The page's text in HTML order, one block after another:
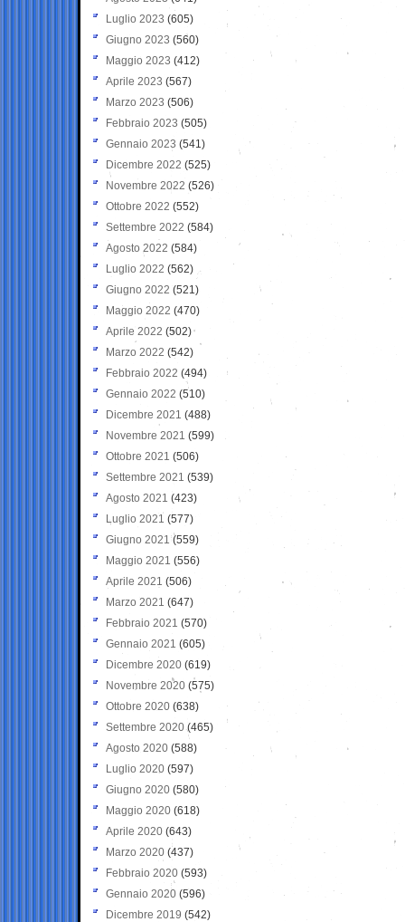
Luglio 2023 (605)
Giugno 2023 (560)
Maggio 2023 (412)
Aprile 2023 (567)
Marzo 2023 (506)
Febbraio 2023 (505)
Gennaio 2023 (541)
Dicembre 2022 (525)
Novembre 2022 (526)
Ottobre 2022 (552)
Settembre 2022 (584)
Agosto 2022 (584)
Luglio 2022 (562)
Giugno 2022 (521)
Maggio 2022 (470)
Aprile 2022 (502)
Marzo 2022 (542)
Febbraio 2022 (494)
Gennaio 2022 (510)
Dicembre 2021 (488)
Novembre 2021 (599)
Ottobre 2021 (506)
Settembre 2021 (539)
Agosto 2021 (423)
Luglio 2021 (577)
Giugno 2021(559)
Maggio 2021 (556)
Aprile 2021 (506)
Marzo 2021 (647)
Febbraio 2021 (570)
Gennaio 2021 (605)
Dicembre 2020 (619)
Novembre 2020 (575)
Ottobre 2020 (638)
Settembre 2020(465)
Agosto 2020 (588)
Luglio 2020 (597)
Giugno 2020 (580)
Maggio 2020 (618)
Aprile 2020 (643)
Marzo 2020 (437)
Febbraio 2020 (593)
Gennaio 2020 (596)
Dicembre 2019 (542)